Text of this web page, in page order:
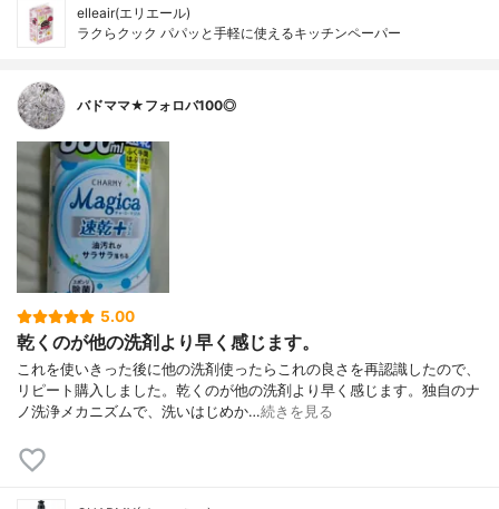
elleair(エリエール)
ラクらクック パパッと手軽に使えるキッチンペーパー
バドママ★フォロバ100◎
5.00
乾くのが他の洗剤より早く感じます。
これを使いきった後に他の洗剤使ったらこれの良さを再認識したので、
リピート購入しました。乾くのが他の洗剤より早く感じます。独自のナ
ノ洗浄メカニズムで、洗いはじめか…続きを見る